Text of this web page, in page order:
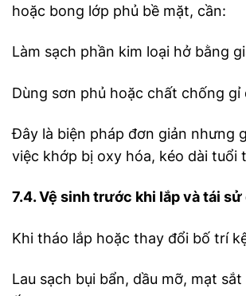
hoặc bong lớp phủ bề mặt, cần:
Làm sạch phần kim loại hở bằng
Dùng sơn phủ hoặc chất chống gỉ
Đây là biện pháp đơn giản nhưng
việc khớp bị oxy hóa, kéo dài tuổi
7.4. Vệ sinh trước khi lắp và tái sử
Khi tháo lắp hoặc thay đổi bố trí
Lau sạch bụi bẩn, dầu mỡ, mạt